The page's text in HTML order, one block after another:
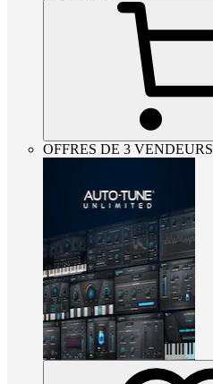
OFFRES DE 3 VENDEURS